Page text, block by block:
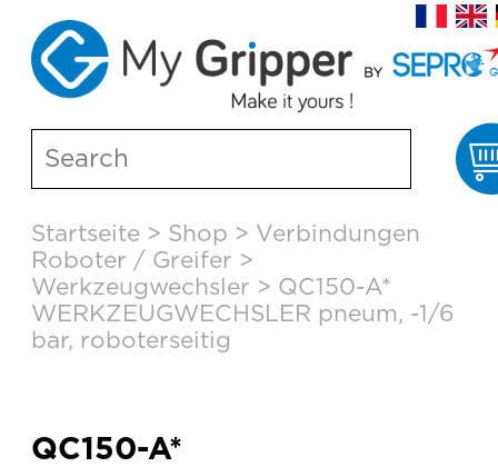
content
Startseite > Shop > Verbindungen
Roboter / Greifer >
Werkzeugwechsler > QC150-A*
WERKZEUGWECHSLER pneum, -1/6
bar, roboterseitig
QC150-A*